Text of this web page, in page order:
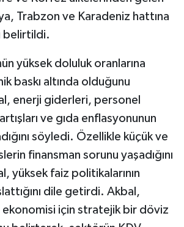
Trabzon ve Karadeniz hattına
belirtildi.
yüksek doluluk oranlarına
baskı altında olduğunu
enerji giderleri, personel
ve gıda enflasyonunun
söyledi. Özellikle küçük ve
finansman sorunu yaşadığını
yüksek faiz politikalarının
dile getirdi. Akbal,
ekonomisi için stratejik bir döviz